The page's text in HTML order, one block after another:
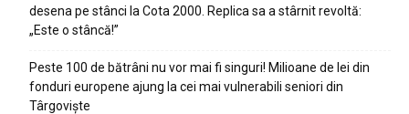
desena pe stânci la Cota 2000. Replica sa a stârnit revoltă:
„Este o stâncă!”
Peste 100 de bătrâni nu vor mai fi singuri! Milioane de lei din
fonduri europene ajung la cei mai vulnerabili seniori din
Târgoviște